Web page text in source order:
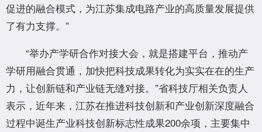
促进的融合模式，为江苏集成电路产业的高质量发展提供
了有力支撑。”
“举办产学研合作对接大会，就是搭建平台，推动产
学研用融合贯通，加快把科技成果转化为实实在在的生产
力，让创新链和产业链无缝对接。”省科技厅相关负责人
表示，近年来，江苏在推进科技创新和产业创新深度融合
过程中诞生产业科技创新标志性成果200余项，主要集中